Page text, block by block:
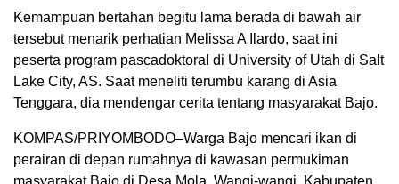
Kemampuan bertahan begitu lama berada di bawah air
tersebut menarik perhatian Melissa A Ilardo, saat ini
peserta program pascadoktoral di University of Utah di Salt
Lake City, AS. Saat meneliti terumbu karang di Asia
Tenggara, dia mendengar cerita tentang masyarakat Bajo.
KOMPAS/PRIYOMBODO–Warga Bajo mencari ikan di
perairan di depan rumahnya di kawasan permukiman